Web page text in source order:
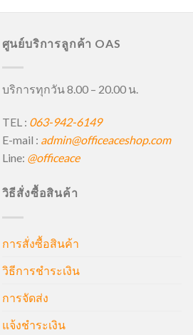
ศูนย์บริการลูกค้า OAS
บริการทุกวัน 8.00 – 20.00 น.
TEL : 063-942-6149
E-mail : admin@officeaceshop.com
Line: @officeace
วิธีสั่งซื้อสินค้า
การสั่งซื้อสินค้า
วิธีการชำระเงิน
การจัดส่ง
แจ้งชำระเงิน